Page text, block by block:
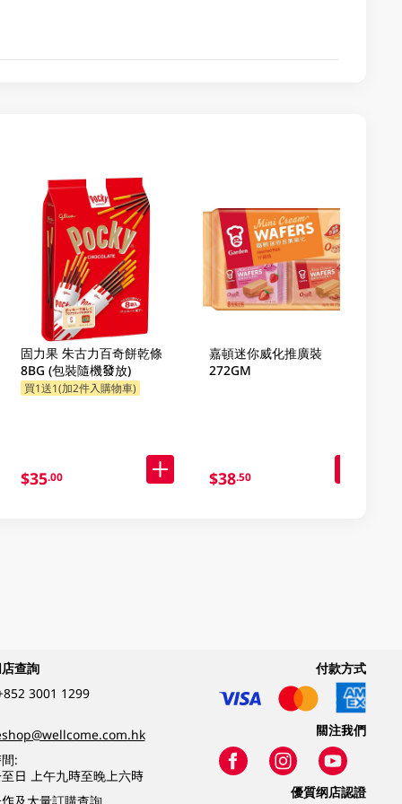
固力果 朱古力百奇餅乾條
8BG (包裝隨機發放)
買1送1(加2件入購物車)
$35.00
嘉頓迷你威化推廣裝
272GM
$38.50
查詢
3001 1299
:
日 上午九時至晚上六時
付款方式
關注我們
優質纲店認證